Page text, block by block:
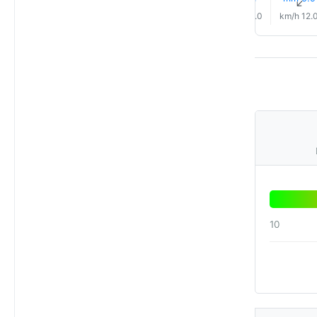
↑
12.0 km/h
10.0 km/h
10